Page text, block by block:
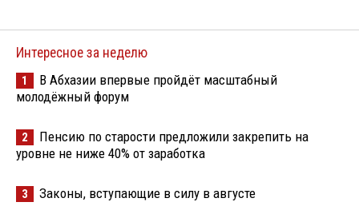
Интересное за неделю
1
В Абхазии впервые пройдёт масштабный
молодёжный форум
2
Пенсию по старости предложили закрепить на
уровне не ниже 40% от заработка
3 Законы, вступающие в силу в августе